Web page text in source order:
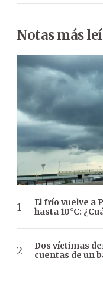
Notas más
El frío vuelve a
hasta 10°C:
Dos víctimas
cuentas de un